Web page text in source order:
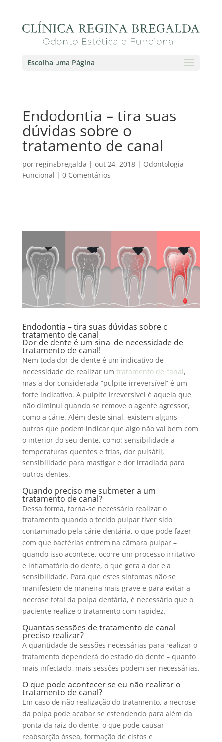
Escolha uma Página
Endodontia – tira suas
dúvidas sobre o
tratamento de canal
por reginabregalda | out 24, 2018| Odontologia
Funcional | 0 Comentários
Endodontia – tira suas dúvidas sobre o
tratamento de canal
Dor de dente é um sinal de necessidade de
tratamento de canal!
Nem toda dor de dente é um indicativo de
necessidade de realizar um tratamento de canal,
mas a dor considerada “pulpite irreversível” é um
forte indicativo. A pulpite irreversível é aquela que
não diminui quando se remove o agente agressor,
como a cárie. Além deste sinal, existem alguns
outros que podem indicar que algo não vai bem com
o interior do seu dente, como: sensibilidade a
temperaturas quentes e frias, dor pulsátil,
sensibilidade para mastigar e dor irradiada para
outros dentes.
Quando preciso me submeter a um
tratamento de canal?
Dessa forma, torna-se necessário realizar o
tratamento quando o tecido pulpar tiver sido
contaminado pela cárie dentária, o que pode fazer
com que bactérias entrem na câmara pulpar –
quando isso acontece, ocorre um processo irritativo
e inflamatório do dente, o que gera a dor e a
sensibilidade. Para que estes sintomas não se
manifestem de maneira mais grave e para evitar a
necrose total da polpa dentária, é necessário que o
paciente realize o tratamento com rapidez.
Quantas sessões de tratamento de canal
preciso realizar?
A quantidade de sessões necessárias para realizar o
tratamento dependerá do estado do dente – quanto
mais infectado, mais sessões podem ser necessárias.
O que pode acontecer se eu não realizar o
tratamento de canal?
Em caso de não realização do tratamento, a necrose
da polpa pode acabar se estendendo para além da
ponta da raiz do dente, o que pode causar
reabsorção óssea, formação de cistos e